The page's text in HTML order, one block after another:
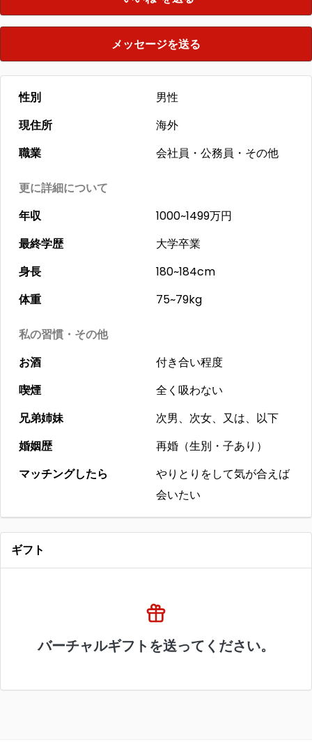
メッセージを送る
性別
男性
現住所
海外
職業
会社員・公務員・その他
更に詳細について
年収
1000~1499万円
最終学歴
大学卒業
身長
180~184cm
体重
75~79kg
私の習慣・その他
お酒
付き合い程度
喫煙
全く吸わない
兄弟姉妹
次男、次女、又は、以下
婚姻歴
再婚（生別・子あり）
マッチングしたら
やりとりをして気が合えば
会いたい
ギフト
バーチャルギフトを送ってください。